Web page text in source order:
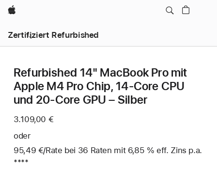
Apple
Zertifiziert Refurbished
Refurbished 14" MacBook Pro mit
Apple M4 Pro Chip, 14‑Core CPU
und 20‑Core GPU – Silber
3.109,00 €
oder
95,49 €/Rate pro
bei 36 Raten Raten
mit 6,85 % eff. Zins p.a.
****